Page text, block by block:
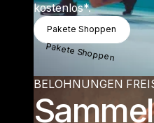
kostenlos*.
Pakete
Pakete Shoppen
Pakete Shoppen
BELOHNUNGEN